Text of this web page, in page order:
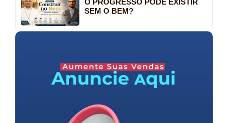
SEM O BEM?